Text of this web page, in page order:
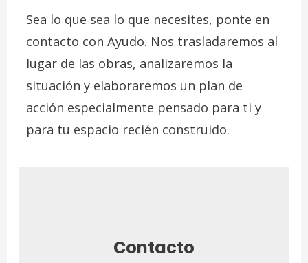
Sea lo que sea lo que necesites, ponte en
contacto con Ayudo. Nos trasladaremos al
lugar de las obras, analizaremos la
situación y elaboraremos un plan de
acción especialmente pensado para ti y
para tu espacio recién construido.
Contacto